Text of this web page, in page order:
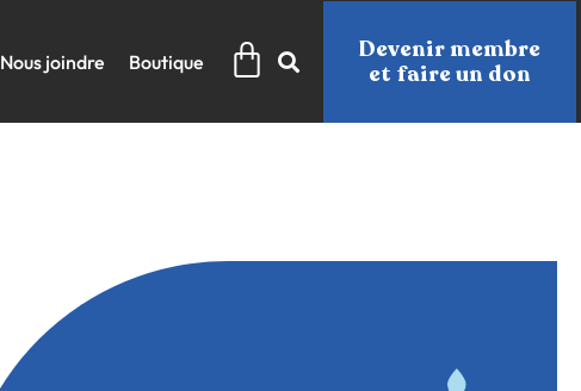
Nous joindre Boutique Panier
Devenir membre
et faire un don